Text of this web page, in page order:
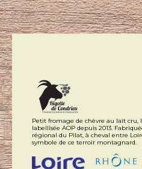
Petit fromage de chèvre au lait cru,
labellisée AOP depuis 2013.
régional du Pilat, à cheval entre
symbole de ce terroir montagnard.